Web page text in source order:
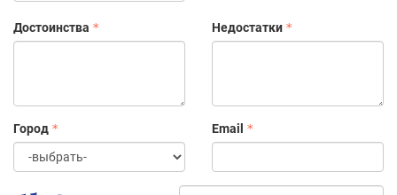
Достоинства Недостатки
Город Email